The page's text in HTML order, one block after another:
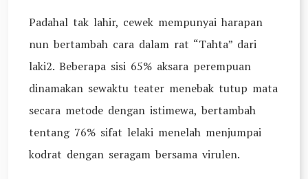
Padahal tak lahir, cewek mempunyai harapan
nun bertambah cara dalam rat “Tahta” dari
laki2. Beberapa sisi 65% aksara perempuan
dinamakan sewaktu teater menebak tutup mata
secara metode dengan istimewa, bertambah
tentang 76% sifat lelaki menelah menjumpai
kodrat dengan seragam bersama virulen.